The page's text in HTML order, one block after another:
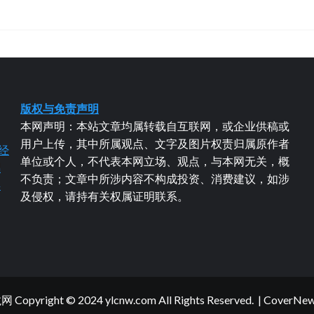
版权与免责声明
本网声明：本站文章均属转载自互联网，或企业供稿或
用户上传，其中所属观点、文字及图片权责归属原作者
单位或个人，不代表本网立场、观点，与本网无关，概
不负责；文章中所涉内容不构成投资、消费建议，如涉
及侵权，请持有关权属证明联系。
Copyright © 2024 ylcnw.com All Rights Reserved. |